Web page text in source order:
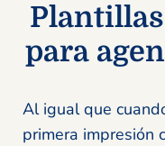
para
Al igual que
primera impresión